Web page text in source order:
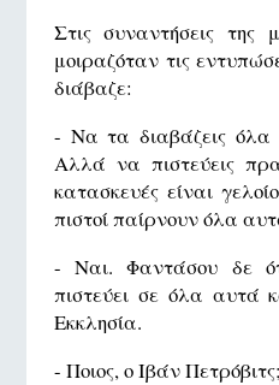
Στις συναντήσεις
μοιραζόταν τις
διάβαζε:
- Nα τα διαβάζεις όλα
Αλλά να πιστεύεις
κατασκευές είναι
πιστοί παίρνουν όλα
- Ναι. Φαντάσου δε
πιστεύει σε όλα αυτά
Εκκλησία.
- Ποιος, ο Ιβάν